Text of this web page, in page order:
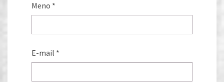
Meno *
E-mail *